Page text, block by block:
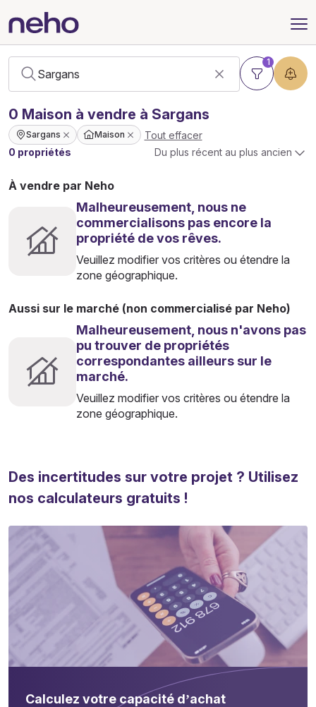
1
0 Maison à vendre à Sargans
Sargans Maison
Tout effacer
0 propriétés
Du plus récent au plus ancien
À vendre par Neho
Malheureusement, nous ne
commercialisons pas encore la
propriété de vos rêves.
Veuillez modifier vos critères ou étendre la
zone géographique.
Aussi sur le marché (non commercialisé par Neho)
Malheureusement, nous n'avons pas
pu trouver de propriétés
correspondantes ailleurs sur le
marché.
Veuillez modifier vos critères ou étendre la
zone géographique.
Des incertitudes sur votre projet ? Utilisez
nos calculateurs gratuits !
Calculez votre capacité d’achat